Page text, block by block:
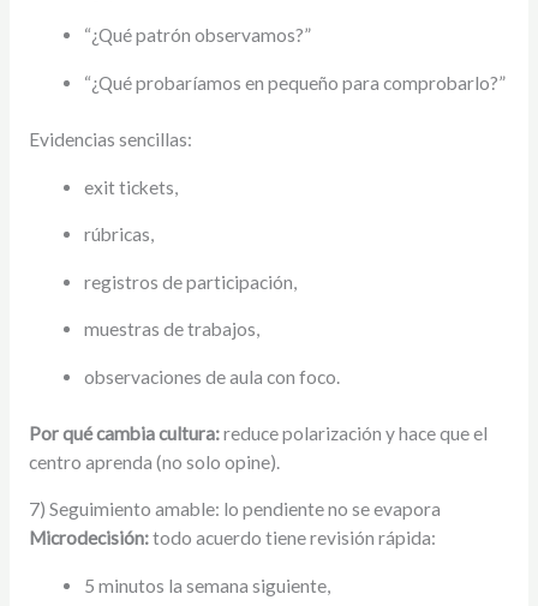
“¿Qué patrón observamos?”
“¿Qué probaríamos en pequeño para comprobarlo?”
Evidencias sencillas:
exit tickets,
rúbricas,
registros de participación,
muestras de trabajos,
observaciones de aula con foco.
Por qué cambia cultura:reduce polarización y hace que el
centro aprenda (no solo opine).
7) Seguimiento amable: lo pendiente no se evapora
Microdecisión:todo acuerdo tiene revisión rápida:
5 minutos la semana siguiente,